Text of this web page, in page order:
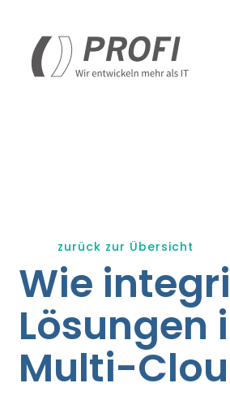
springen
zurück zur Übersicht
Wie
Multi-